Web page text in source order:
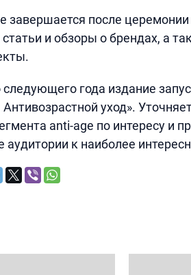
завершается после
статьи и обзоры о брендах, а
года издание
уход».
anti-age по интересу и
аудитории к наиболее